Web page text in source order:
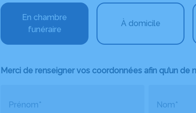
En chambre
funéraire
À domicile
Merci de renseigner vos coordonnées afin qu’un
Prénom* Nom*